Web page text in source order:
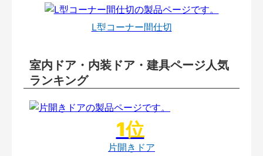
L型コーナー間仕切
室内ドア・内装ドア・建具ページ人気
ランキング
片開きドア